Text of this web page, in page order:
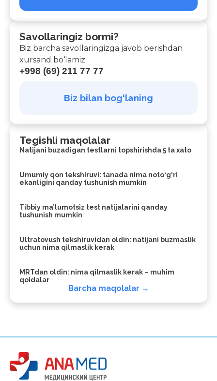
Savollaringiz bormi?
Biz barcha savollaringizga javob berishdan
xursand bo‘lamiz
+998 (69) 211 77 77
Biz bilan bog‘laning
Tegishli maqolalar
Natijani buzadigan testlarni topshirishda 5 ta xato
Umumiy qon tekshiruvi: tanada nima noto‘g‘ri
ekanligini qanday tushunish mumkin
Tibbiy ma’lumotsiz test natijalarini qanday
tushunish mumkin
Ultratovush tekshiruvidan oldin: natijani buzmaslik
uchun nima qilmaslik kerak
MRTdan oldin: nima qilmaslik kerak – muhim
qoidalar
Barcha maqolalar →